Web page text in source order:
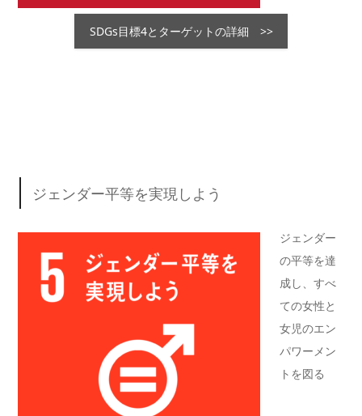
SDGs目標4とターゲットの詳細 >>
ジェンダー平等を実現しよう
ジェンダー
の平等を達
成し、すべ
ての女性と
女児のエン
パワーメン
トを図る